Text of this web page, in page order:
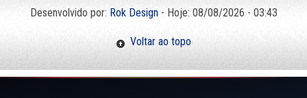
Desenvolvido por: Rok Design- Hoje: 08/08/2026 - 03:43
Voltar ao topo